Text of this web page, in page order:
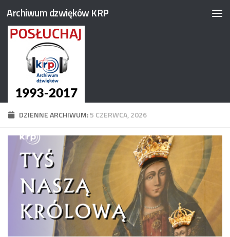
Przejdź do treści
Archiwum dzwięków KRP
DZIENNE ARCHIWUM:5 CZERWCA, 2026